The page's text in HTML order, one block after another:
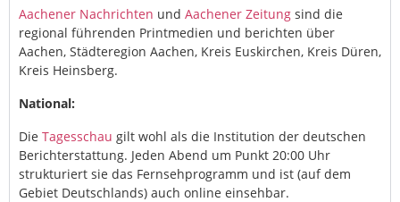
Aachener Nachrichten und Aachener Zeitung sind die
regional führenden Printmedien und berichten über
Aachen, Städteregion Aachen, Kreis Euskirchen, Kreis Düren,
Kreis Heinsberg.
National:
Die Tagesschau gilt wohl als die Institution der deutschen
Berichterstattung. Jeden Abend um Punkt 20:00 Uhr
strukturiert sie das Fernsehprogramm und ist (auf dem
Gebiet Deutschlands) auch online einsehbar.